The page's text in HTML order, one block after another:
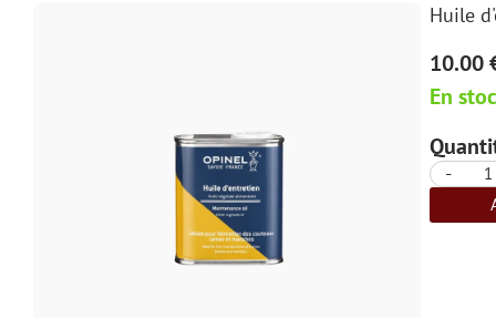
Huile
10.00
En
-